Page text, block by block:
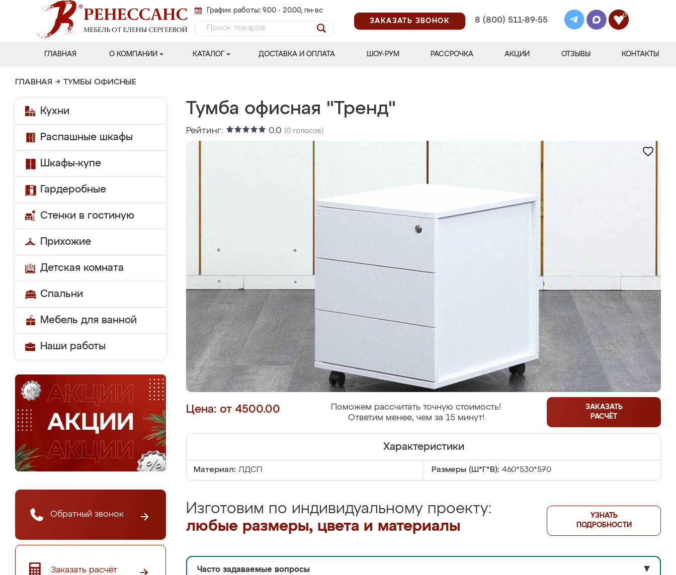
График работы: 9.00 - 20.00, пн-вс
ЗАКАЗАТЬ ЗВОНОК
8 (800) 511-89-55
0
ГЛАВНАЯ О КОМПАНИИ КАТАЛОГ ДОСТАВКА И ОПЛАТА ШОУ-РУМ РАССРОЧКА АКЦИИ ОТЗЫВЫ КОНТАКТЫ
ГЛАВНАЯ → ТУМБЫ ОФИСНЫЕ
Кухни
Распашные шкафы
Шкафы-купе
Гардеробные
Стенки в гостиную
Прихожие
Детская комната
Спальни
Мебель для ванной
Наши работы
Обратный звонок
Заказать расчёт
Тумба офисная "Тренд"
Рейтинг: 0.0 (0 голосов)
Цена: от 4500.00
Поможем рассчитать точную стоимость!
Ответим менее, чем за 15 минут!
ЗАКАЗАТЬ
РАСЧЁТ
Характеристики
Материал: ЛДСП Размеры (Ш*Г*В): 460*530*570
Изготовим по индивидуальному проекту:
любые размеры, цвета и материалы
УЗНАТЬ
ПОДРОБНОСТИ
Часто задаваемые вопросы ▼